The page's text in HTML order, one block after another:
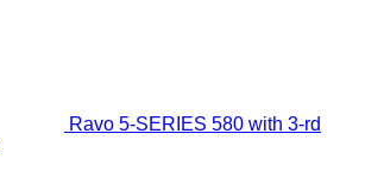
Ravo 5-SERIES 580 with 3-rd